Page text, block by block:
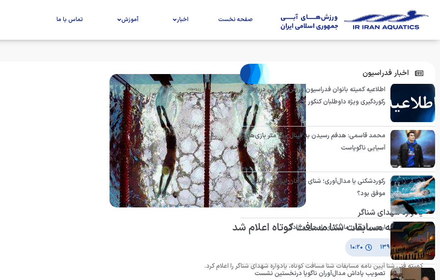
صفحه نخست اخبار آموزش تماس با ما
یادواره شهدای شناگر
آئین نامه مسابقات شنا مسافت کوتاه اعلام شد
۲ مهر ۱۳۹۲ ۱۰:۲۰
کمیته فنی شنا آیین نامه مسابقات شنا مسافت کوتاه، یادواره شهدای شناگر را اعلام کرد.
اخبار فدراسیون
اطلاعیه کمیته بانوان فدراسیون ورزش‌های آبی درباره
رکوردگیری ویژه داوطلبان کنکور
محمد قاسمی: هدفم رسیدن به فینال ۴۰۰ متر بازی‌های
آسیایی ناگویاست
رکوردشکنی یا مدال‌آوری؛ شنای جوانان ایران در تایلند
موفق بود؟
اربعین؛ تجلی ماندگاری راه حق و آزادگی
تصویب پاداش مدال‌آوران ناگویا درنخستین نشست